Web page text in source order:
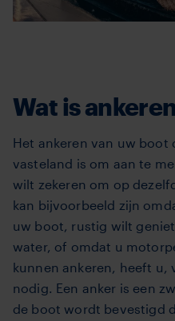
Wat is
Het ankeren van uw boot
vasteland is om aan te
wilt zekeren om op
kan bijvoorbeeld zijn
uw boot, rustig wilt
water, of omdat u
kunnen ankeren, heeft u,
nodig. Een anker is een
de boot wordt bevestigd